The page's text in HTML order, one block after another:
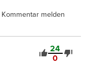
Kommentar melden
24
0